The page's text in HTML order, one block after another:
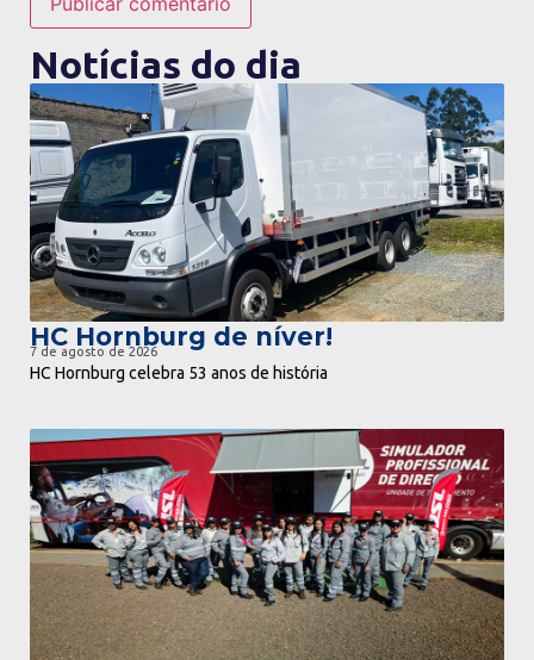
Notícias do dia
ir para notícia
HC Hornburg de níver!
7 de agosto de 2026
HC Hornburg celebra 53 anos de história
ir para notícia